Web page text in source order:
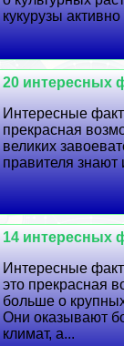
кукурузы
20 интересных
Интересные
прекрасная
великих
правителя знают
14 интересных
Интересные
это прекрасная
больше о
Они оказывают
климат, а...